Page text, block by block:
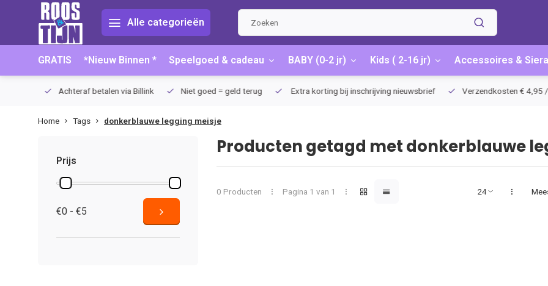
Alle categorieën
GRATIS *Nieuw Binnen * Speelgoed & cadeau BABY (0-2 jr) Kids ( 2-16 jr) Accessoires &
Achteraf betalen via Billink Niet goed = geld terug Extra korting bij inschrijving nieuwsbrief Verzendkosten € 4,95 /
Home Tags donkerblauwe legging meisje
Prijs
€0 - €5
Producten getagd met donkerblauwe
0 Producten Pagina 1 van 1